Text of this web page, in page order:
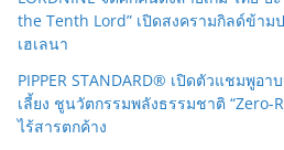
the Tenth Lord” เปิดสงครามกิลด์ข้าม
เฮเลนา
PIPPER STANDARD® เปิดตัวแชมพูอ
เลี้ยง ชูนวัตกรรมพลังธรรมชาติ “Zero-
ไร้สารตกค้าง